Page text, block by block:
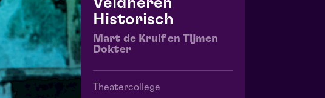
Historisch
Mart de Kruif en Tijmen
Dokter
Theatercollege